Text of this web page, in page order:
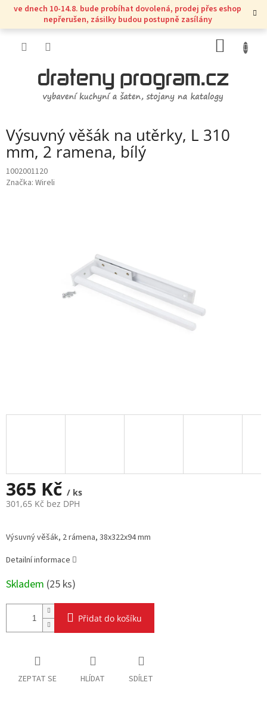
Přejít
obsah
ve dnech 10-14.8. bude probíhat dovolená, prodej přes eshop
nepřerušen, zásilky budou postupně zasílány
KOŠÍK
Výsuvný věšák na utěrky, L 310
mm, 2 ramena, bílý
1002001120
Značka: Wireli
365 Kč / ks
301,65 Kč bez DPH
cena:
Výsuvný věšák, 2 rámena, 38x322x94 mm
Detailní informace
Skladem (25 ks)
Přidat do košíku
ZEPTAT SE HLÍDAT SDÍLET